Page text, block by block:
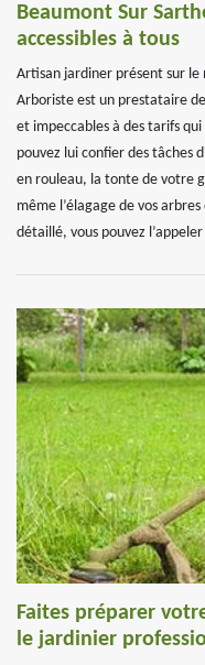
Beaumont Sur
accessibles à tous
Artisan jardiner présent sur le
Arboriste est un prestataire
et impeccables à des tarifs
pouvez lui confier des tâches
en rouleau, la tonte de votre
même l’élagage de vos
détaillé, vous pouvez
Faites préparer
le jardinier